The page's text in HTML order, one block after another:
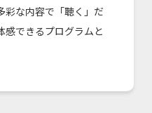
彩な内容で「聴く」だ
感できるプログラムと